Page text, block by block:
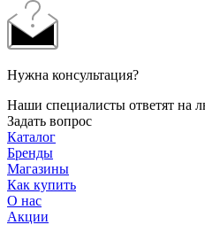
Нужна консультация?
Наши специалисты ответят на
Задать вопрос
Каталог
Бренды
Магазины
Как купить
О нас
Акции